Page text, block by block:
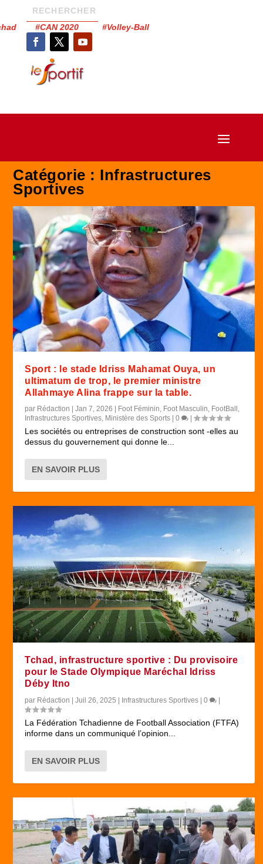
#CAN 2020 #Volley-Ball
Catégorie : Infrastructures
Sportives
Sport : le stade Idriss Mahamat Ouya, un
ultimatum de trop, le premier ministre
Allahmaye Alina frappe sur la table.
par Rédaction |Jan 7, 2026 | Foot Féminin Foot Masculin FootBall
Infrastructures Sportives Ministère des Sports |0 |
Les sociétés ou entreprises de construction sont -elles au
dessus du gouvernement qui donne le...
EN SAVOIR PLUS
Tchad, infrastructure sportive : Du provisoire
pour le Stade Olympique Maréchal Idriss
Déby Itno
par Rédaction |Juil 26, 2025 Infrastructures Sportives |0
La Fédération Tchadienne de Football Association (FTFA)
informe dans un communiqué l’opinion...
EN SAVOIR PLUS